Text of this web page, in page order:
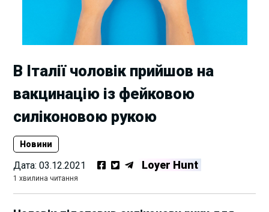
В Італії чоловік прийшов на
вакцинацію із фейковою
силіконовою рукою
Новини
Дата:03.12.2021 Loyer Hunt
1 хвилина читання